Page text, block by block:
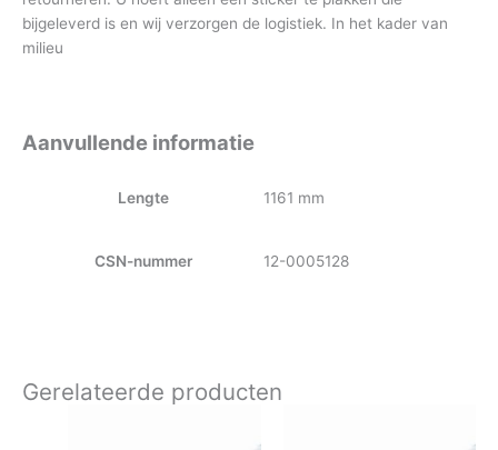
bijgeleverd is en wij verzorgen de logistiek. In het kader van
milieu
Aanvullende informatie
Lengte 1161 mm
CSN-nummer 12-0005128
Gerelateerde producten